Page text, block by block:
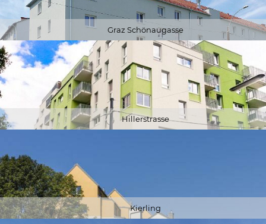
Graz Schönaugasse
Hillerstrasse
Kierling